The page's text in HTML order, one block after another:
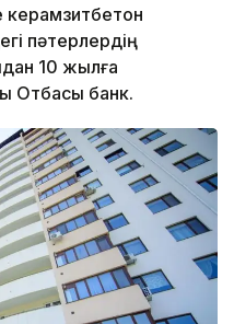
пәтерлердің
10 жылға
Отбасы банк.